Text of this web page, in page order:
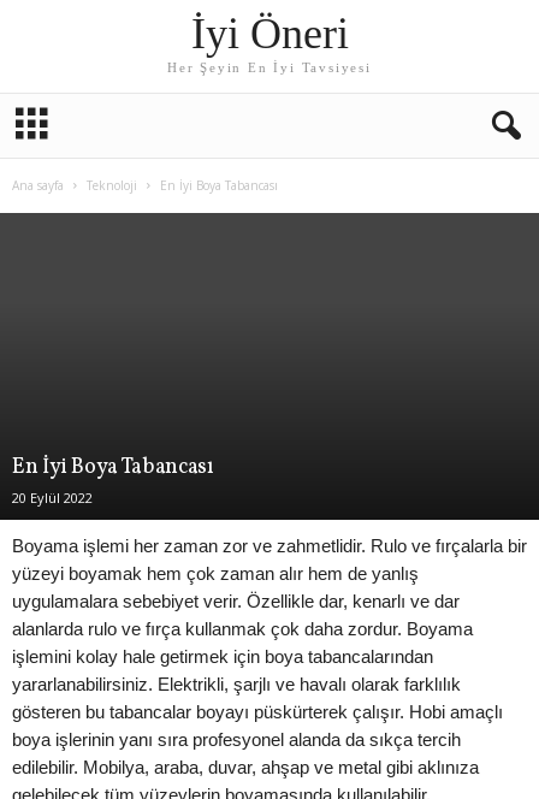
İyi Öneri
Her Şeyin En İyi Tavsiyesi
Ana sayfa Teknoloji En İyi Boya Tabancası
En İyi Boya Tabancası
20 Eylül 2022
Boyama işlemi her zaman zor ve zahmetlidir. Rulo ve fırçalarla bir
yüzeyi boyamak hem çok zaman alır hem de yanlış
uygulamalara sebebiyet verir. Özellikle dar, kenarlı ve dar
alanlarda rulo ve fırça kullanmak çok daha zordur. Boyama
işlemini kolay hale getirmek için boya tabancalarından
yararlanabilirsiniz. Elektrikli, şarjlı ve havalı olarak farklılık
gösteren bu tabancalar boyayı püskürterek çalışır. Hobi amaçlı
boya işlerinin yanı sıra profesyonel alanda da sıkça tercih
edilebilir. Mobilya, araba, duvar, ahşap ve metal gibi aklınıza
gelebilecek tüm yüzeylerin boyamasında kullanılabilir.